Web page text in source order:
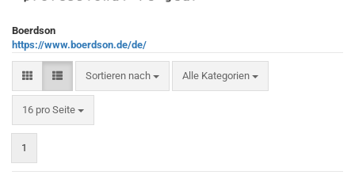
Boerdson
https://www.boerdson.de/de/
Sortieren nach
Sortieren nach Alle Kategorien
16 pro Seite
pro Seite
1